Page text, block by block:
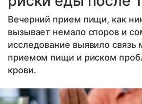
Вечерний прием пищи, как
вызывает немало споров и
исследование выявило
приемом пищи и риском
крови.